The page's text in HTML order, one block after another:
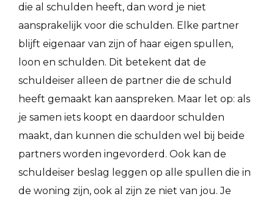
die al schulden heeft, dan word je niet
aansprakelijk voor die schulden. Elke partner
blijft eigenaar van zijn of haar eigen spullen,
loon en schulden. Dit betekent dat de
schuldeiser alleen de partner die de schuld
heeft gemaakt kan aanspreken. Maar let op: als
je samen iets koopt en daardoor schulden
maakt, dan kunnen die schulden wel bij beide
partners worden ingevorderd. Ook kan de
schuldeiser beslag leggen op alle spullen die in
de woning zijn, ook al zijn ze niet van jou. Je